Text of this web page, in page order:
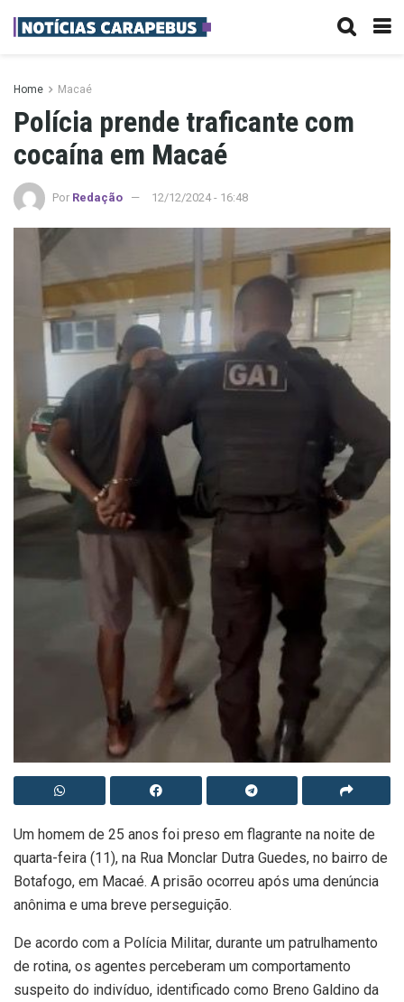
Home Macaé
Polícia prende traficante com
cocaína em Macaé
Por Redação 12/12/2024 - 16:48
Um homem de 25 anos foi preso em flagrante na noite de
quarta-feira (11), na Rua Monclar Dutra Guedes, no bairro de
Botafogo, em Macaé. A prisão ocorreu após uma denúncia
anônima e uma breve perseguição.
De acordo com a Polícia Militar, durante um patrulhamento
de rotina, os agentes perceberam um comportamento
suspeito do indivíduo, identificado como Breno Galdino da